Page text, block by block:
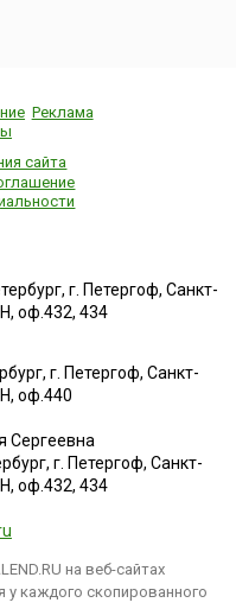
Реклама
сайта
г. Петергоф, Санкт-
оф.432, 434
г. Петергоф, Санкт-
оф.440
Сергеевна
г. Петергоф, Санкт-
оф.432, 434
на веб-сайтах
каждого скопированного